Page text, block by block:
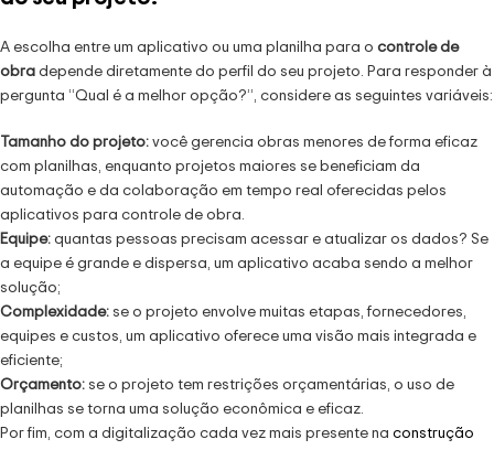
A escolha entre um aplicativo ou uma planilha para o controle de
obradepende diretamente do perfil do seu projeto. Para responder à
pergunta “Qual é a melhor opção?”, considere as seguintes variáveis:
Tamanho do projeto:você gerencia obras menores de forma eficaz
com planilhas, enquanto projetos maiores se beneficiam da
automação e da colaboração em tempo real oferecidas pelos
aplicativos para controle de obra.
Equipe:quantas pessoas precisam acessar e atualizar os dados? Se
a equipe é grande e dispersa, um aplicativo acaba sendo a melhor
solução;
Complexidade: se o projeto envolve muitas etapas, fornecedores,
equipes e custos, um aplicativo oferece uma visão mais integrada e
eficiente;
Orçamento: se o projeto tem restrições orçamentárias, o uso de
planilhas se torna uma solução econômica e eficaz.
Por fim, com a digitalização cada vez mais presente na construção